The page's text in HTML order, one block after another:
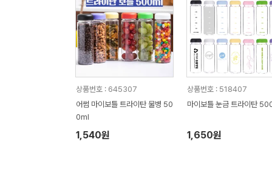
상품번호 : 645307
어썸 마이보틀 트라이탄 물병 50
0ml
1,540원
상품번호 : 518407
마이보틀 눈금 트라이탄
1,650원